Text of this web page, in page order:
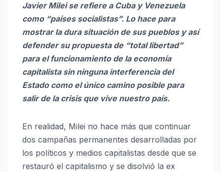
Javier Milei se refiere a Cuba y Venezuela
como “países socialistas”. Lo hace para
mostrar la dura situación de sus pueblos y así
defender su propuesta de “total libertad”
para el funcionamiento de la economía
capitalista sin ninguna interferencia del
Estado como el único camino posible para
salir de la crisis que vive nuestro país.
En realidad, Milei no hace más que continuar
dos campañas permanentes desarrolladas por
los políticos y medios capitalistas desde que se
restauró el capitalismo y se disolvió la ex